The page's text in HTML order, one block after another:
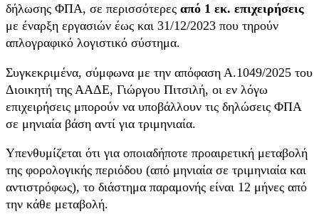
δήλωσης ΦΠΑ, σε περισσότερες από 1 εκ. επιχειρήσεις
με έναρξη εργασιών έως και 31/12/2023 που τηρούν
απλογραφικό λογιστικό σύστημα.
Συγκεκριμένα, σύμφωνα με την απόφαση Α.1049/2025 του
Διοικητή της ΑΑΔΕ, Γιώργου Πιτσιλή, οι εν λόγω
επιχειρήσεις μπορούν να υποβάλλουν τις δηλώσεις ΦΠΑ
σε μηνιαία βάση αντί για τριμηνιαία.
Υπενθυμίζεται ότι για οποιαδήποτε προαιρετική μεταβολή
της φορολογικής περιόδου (από μηνιαία σε τριμηνιαία και
αντιστρόφως), το διάστημα παραμονής είναι 12 μήνες από
την κάθε μεταβολή.